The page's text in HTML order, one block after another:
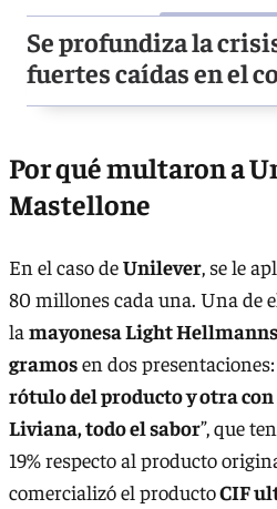
Se profundiza la
fuertes caídas en el
Por qué multaron a
Mastellone
En el caso deUnilever, se le
80 millones cada una. Una de
la mayonesa Light Hellmanns
gramosen dos presentaciones:
rótulo del producto y otra con
Liviana, todo el sabor”, que
19% respecto al producto
comercializó el productoCIF